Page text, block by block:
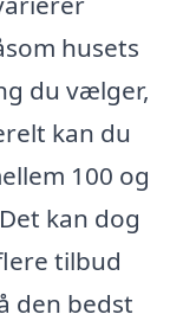
husets
du vælger,
kan du
100 og
kan dog
tilbud
den bedst